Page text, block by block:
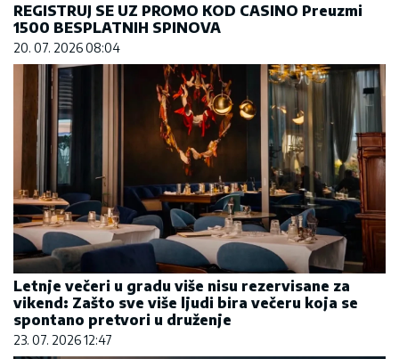
REGISTRUJ SE UZ PROMO KOD CASINO Preuzmi
1500 BESPLATNIH SPINOVA
20. 07. 2026 08:04
Letnje večeri u gradu više nisu rezervisane za
vikend: Zašto sve više ljudi bira večeru koja se
spontano pretvori u druženje
23. 07. 2026 12:47